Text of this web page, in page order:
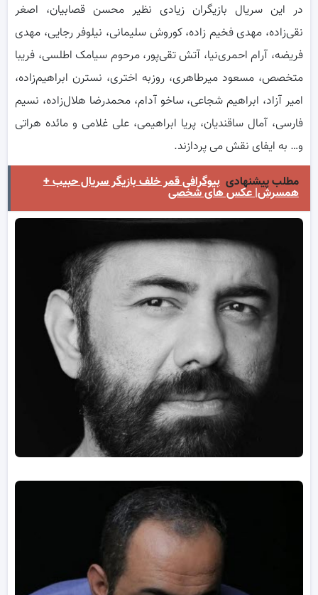
در این سریال بازیگران زیادی نظیر محسن قصابیان، اصغر
نقی‌زاده، مهدی فخیم زاده، کوروش سلیمانی، نیلوفر رجایی، مهدی
فریضه، آرام احمری‌نیا، آتش تقی‌پور، مرحوم سیامک اطلسی، فریبا
متخصص، مسعود میرطاهری، روزبه اختری، نسترن ابراهیم‌زاده،
امیر آزاد، ابراهیم شجاعی، ساخو آدام، محمدرضا هلال‌زاده، نسیم
فارسی، آمال ساقندیان، پریا ابراهیمی، علی غلامی و مائده هراتی
و… به ایفای نقش می پردازند.
مطلب پیشنهادی بیوگرافی قمر خلف بازیگر سریال حبیب +
همسرش| عکس های شخصی